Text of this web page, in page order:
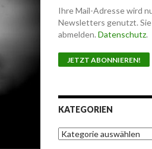
Ihre Mail-Adresse wird
Newsletters genutzt.
abmelden. Datenschutz.
KATEGORIEN
K
a